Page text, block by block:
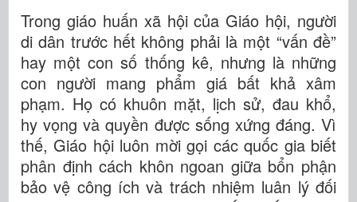
Trong giáo huấn xã hội của Giáo hội, người
di dân trước hết không phải là một “vấn đề”
hay một con số thống kê, nhưng là những
con người mang phẩm giá bất khả xâm
phạm. Họ có khuôn mặt, lịch sử, đau khổ,
hy vọng và quyền được sống xứng đáng. Vì
thế, Giáo hội luôn mời gọi các quốc gia biết
phân định cách khôn ngoan giữa bổn phận
bảo vệ công ích và trách nhiệm luân lý đối